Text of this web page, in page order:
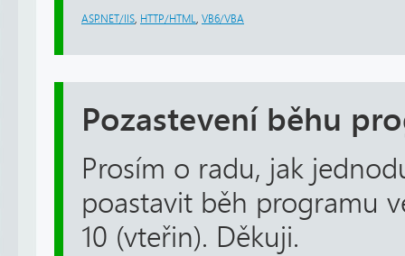
ASP.NET/IIS HTTP/HTML VB6/VBA
Pozastevení běhu
Prosím o radu, jak
poastavit běh programu
10 (vteřin). Děkuji.